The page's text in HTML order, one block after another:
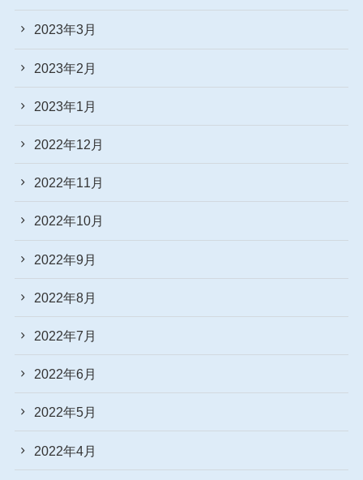
2023年3月
2023年2月
2023年1月
2022年12月
2022年11月
2022年10月
2022年9月
2022年8月
2022年7月
2022年6月
2022年5月
2022年4月